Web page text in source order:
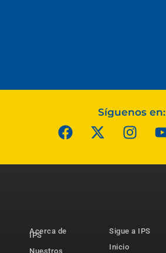
Síguenos en:
Acerca de
IPS
Nuestros
Sigue a IPS
Inicio